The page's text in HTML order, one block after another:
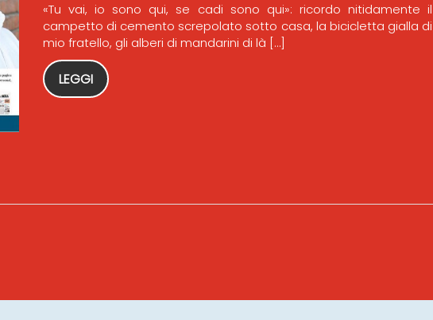
«Tu vai, io sono qui, se cadi sono qui»: ricordo nitidamente il
campetto di cemento screpolato sotto casa, la bicicletta gialla di
mio fratello, gli alberi di mandarini di là […]
LEGGI